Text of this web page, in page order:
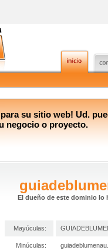
su sitio web! Ud.
negocio o proyecto.
El dueño de este dominio lo
Mayúculas:
Minúculas: